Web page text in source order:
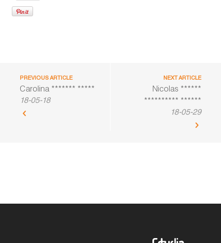
PREVIOUS ARTICLE
Carolina ******* *****
18-05-18
NEXT ARTICLE
Nicolas ******
********** ******
18-05-29